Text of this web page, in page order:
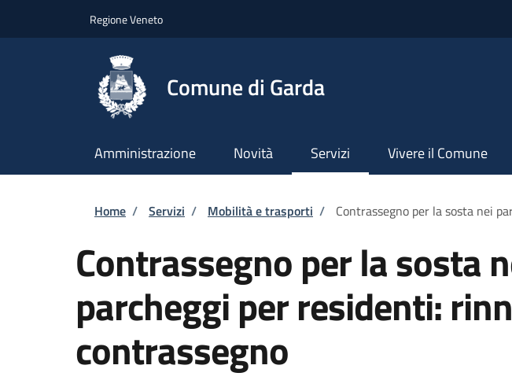
Regione Veneto
Comune di Garda
Amministrazione Novità Servizi Vivere il Comune
Briciole di pane
Home / Servizi / Mobilità e trasporti / Contrassegno per la sosta nei
Contrassegno per la sosta
parcheggi per residenti:
contrassegno